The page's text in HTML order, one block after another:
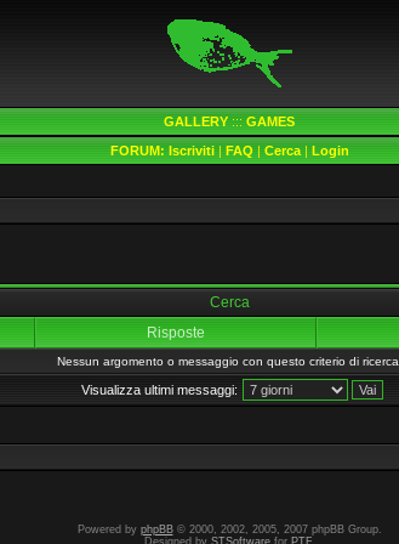
GALLERY ::: GAMES
FORUM: Iscriviti| FAQ | Cerca| Login
Cerca
Risposte
Nessun argomento o messaggio con questo criterio di ricerca.
Visualizza ultimi messaggi:
Powered by phpBB© 2000, 2002, 2005, 2007 phpBB Group.
Designed by STSoftwarefor PTF.